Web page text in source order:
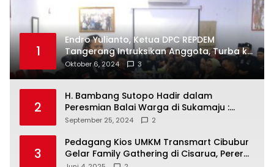
1
Endro Yulianto, Ketua DPC REPDEM
Tangerang Intruksikan Anggota, Turba ke
Masyarakat Dan Jalani Apa Yang di
Putuskan RAKERCABSUS
Oktober 6, 2024 3
2
H. Bambang Sutopo Hadir dalam
Peresmian Balai Warga di Sukamaju :
Wadah Baru untuk Kolaborasi dan
September 25, 2024 2
3
Pedagang Kios UMKM Transmart Cibubur
Gelar Family Gathering di Cisarua, Pererat